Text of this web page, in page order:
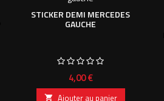
STICKER DEMI MERCEDES
GAUCHE
Prix
4,00 €
 Ajouter au panier